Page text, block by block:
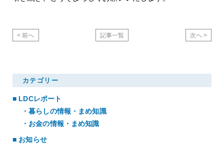
<前へ 記事一覧 次へ>
カテゴリー
LDCレポート
暮らしの情報・まめ知識
お金の情報・まめ知識
お知らせ